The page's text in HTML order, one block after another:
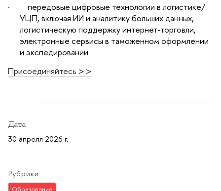
·
передовые цифровые технологии в логистике/
УЦП, включая ИИ и аналитику больших данных,
логистическую поддержку интернет-торговли,
электронные сервисы в таможенном оформлении
и экспедировании
Присоединяйтесь > >
Дата
30 апреля 2026 г.
Рубрики